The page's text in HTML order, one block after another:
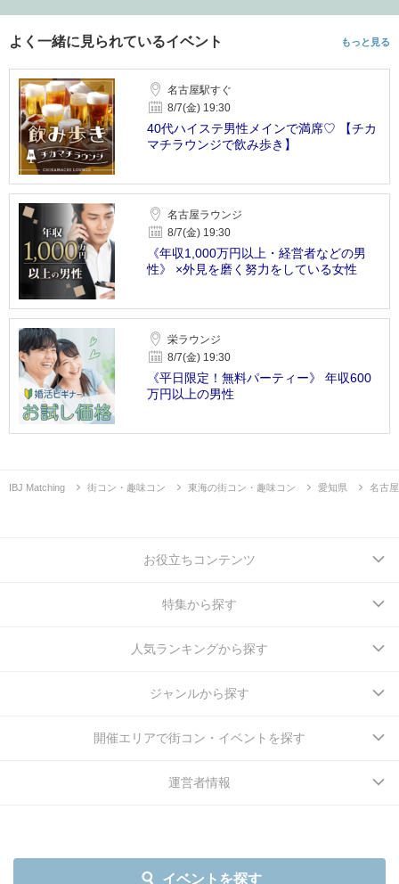
よく一緒に見られているイベント もっと見る
名古屋駅すぐ
8/7(金) 19:30
40代ハイステ男性メインで満席♡ 【チカ
マチラウンジで飲み歩き】
名古屋ラウンジ
8/7(金) 19:30
《年収1,000万円以上・経営者などの男
性》 ×外見を磨く努力をしている女性
栄ラウンジ
8/7(金) 19:30
《平日限定！無料パーティー》 年収600
万円以上の男性
IBJ Matching 街コン・趣味コン 東海の街コン・趣味コン 愛知県 名古屋
イベントを探す
お役立ちコンテンツ
特集から探す
人気ランキングから探す
ジャンルから探す
開催エリアで街コン・イベントを探す
運営者情報